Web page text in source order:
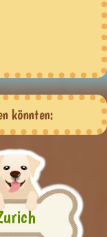
könnten: